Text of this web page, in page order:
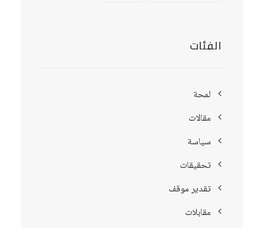
الفئات
لمحة
مقالات
سياسة
تحقيقات
تقدير موقف
مقابلات